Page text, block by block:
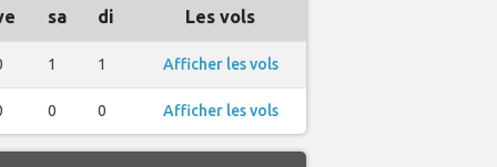
sa di Les vols
1 1 Afficher les vols
0 0 Afficher les vols